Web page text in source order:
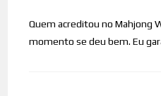
Quem acreditou no Mahjong
momento se deu bem. Eu